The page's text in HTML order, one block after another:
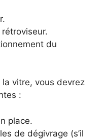
du
vitre, vous devrez
:
place.
de dégivrage (s’il